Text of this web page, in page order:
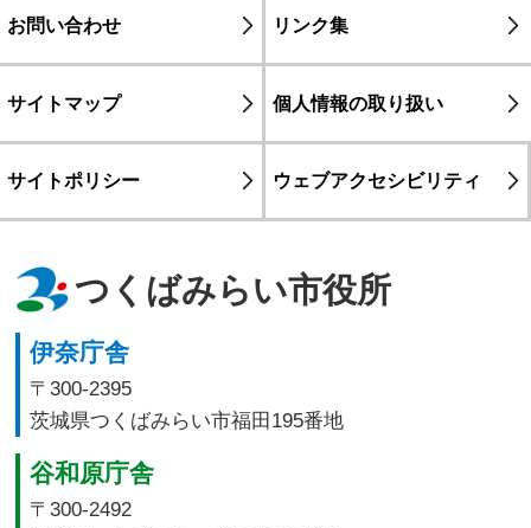
お問い合わせ リンク集
サイトマップ 個人情報の取り扱い
サイトポリシー ウェブアクセシビリティ
つくばみらい市役所
伊奈庁舎
〒300-2395
茨城県つくばみらい市福田195番地
谷和原庁舎
〒300-2492